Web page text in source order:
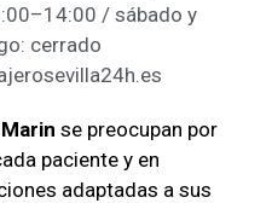
/ sábado y
cerrado
se preocupan por
paciente y en
adaptadas a sus